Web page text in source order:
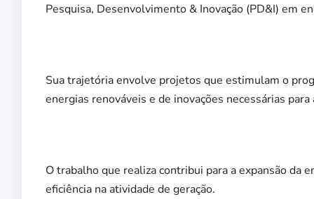
Pesquisa, Desenvolvimento & Inovação (PD&I) em
Sua trajetória envolve projetos que estimulam o
energias renováveis e de inovações necessárias
O trabalho que realiza contribui para a expansão da
eficiência na atividade de geração.